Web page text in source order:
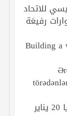
للاتحاد
رفيعَة
Building a
مازال ضحايا 20 يناير